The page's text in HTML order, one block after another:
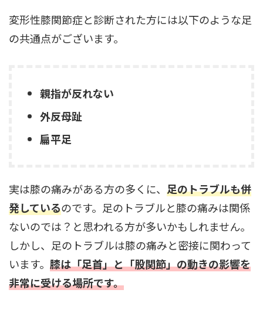
変形性膝関節症と診断された方には以下のような足
の共通点がございます。
親指が反れない
外反母趾
扁平足
実は膝の痛みがある方の多くに、 足のトラブルも併
発しているのです。足のトラブルと膝の痛みは関係
ないのでは？と思われる方が多いかもしれません。
しかし、足のトラブルは膝の痛みと密接に関わって
います。 膝は「足首」と「股関節」の動きの影響を
非常に受ける場所です。